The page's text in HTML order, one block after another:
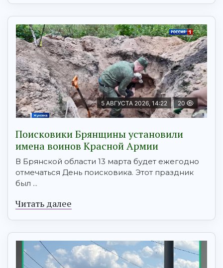
5 АВГУСТА 2026, 14:22 20
Поисковики Брянщины установили
имена воинов Красной Армии
В Брянской области 13 марта будет ежегодно
отмечаться День поисковика. Этот праздник
был ...
Читать далее